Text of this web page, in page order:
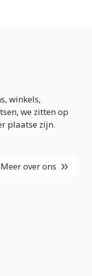
winkels,
we zitten op
plaatse zijn.
Meer over ons